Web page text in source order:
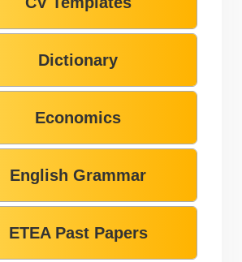
Dictionary
Economics
English Grammar
ETEA Past Papers